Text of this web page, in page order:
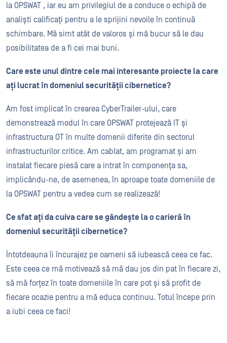
la OPSWAT , iar eu am privilegiul de a conduce o echipă de
analiști calificați pentru a le sprijini nevoile în continuă
schimbare. Mă simt atât de valoros și mă bucur să le dau
posibilitatea de a fi cei mai buni.
Care este unul dintre cele mai interesante proiecte la care
ați lucrat în domeniul securității cibernetice?
Am fost implicat în crearea CyberTrailer-ului, care
demonstrează modul în care OPSWAT protejează IT și
infrastructura OT în multe domenii diferite din sectorul
infrastructurilor critice. Am cablat, am programat și am
instalat fiecare piesă care a intrat în componența sa,
implicându-ne, de asemenea, în aproape toate domeniile de
la OPSWAT pentru a vedea cum se realizează!
Ce sfat ați da cuiva care se gândește la o carieră în
domeniul securității cibernetice?
Întotdeauna îi încurajez pe oameni să iubească ceea ce fac.
Este ceea ce mă motivează să mă dau jos din pat în fiecare zi,
să mă forțez în toate domeniile în care pot și să profit de
fiecare ocazie pentru a mă educa continuu. Totul începe prin
a iubi ceea ce faci!